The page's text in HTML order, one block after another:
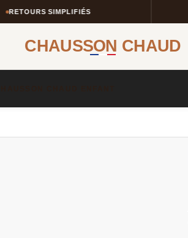
RETOURS SIMPLIFIÉS
CHAUSSON CHAUD